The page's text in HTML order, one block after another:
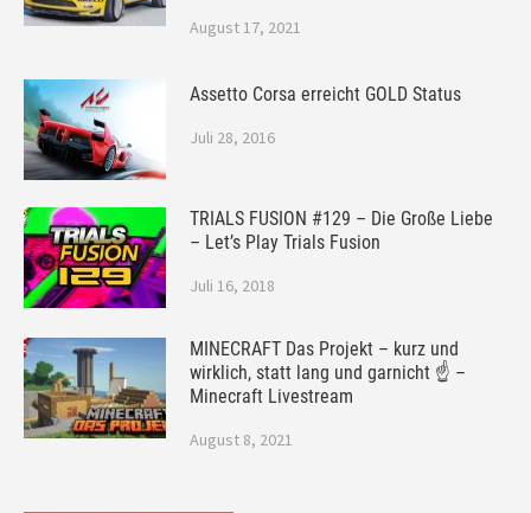
August 17, 2021
Assetto Corsa erreicht GOLD Status
Juli 28, 2016
TRIALS FUSION #129 – Die Große Liebe
– Let’s Play Trials Fusion
Juli 16, 2018
MINECRAFT Das Projekt – kurz und
wirklich, statt lang und garnicht ☝ –
Minecraft Livestream
August 8, 2021